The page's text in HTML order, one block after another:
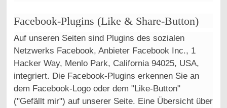
Facebook-Plugins (Like & Share-Button)
Auf unseren Seiten sind Plugins des sozialen
Netzwerks Facebook, Anbieter Facebook Inc., 1
Hacker Way, Menlo Park, California 94025, USA,
integriert. Die Facebook-Plugins erkennen Sie an
dem Facebook-Logo oder dem "Like-Button"
("Gefällt mir") auf unserer Seite. Eine Übersicht über